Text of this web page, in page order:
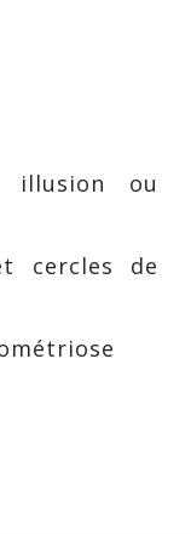
illusion ou
cercles de